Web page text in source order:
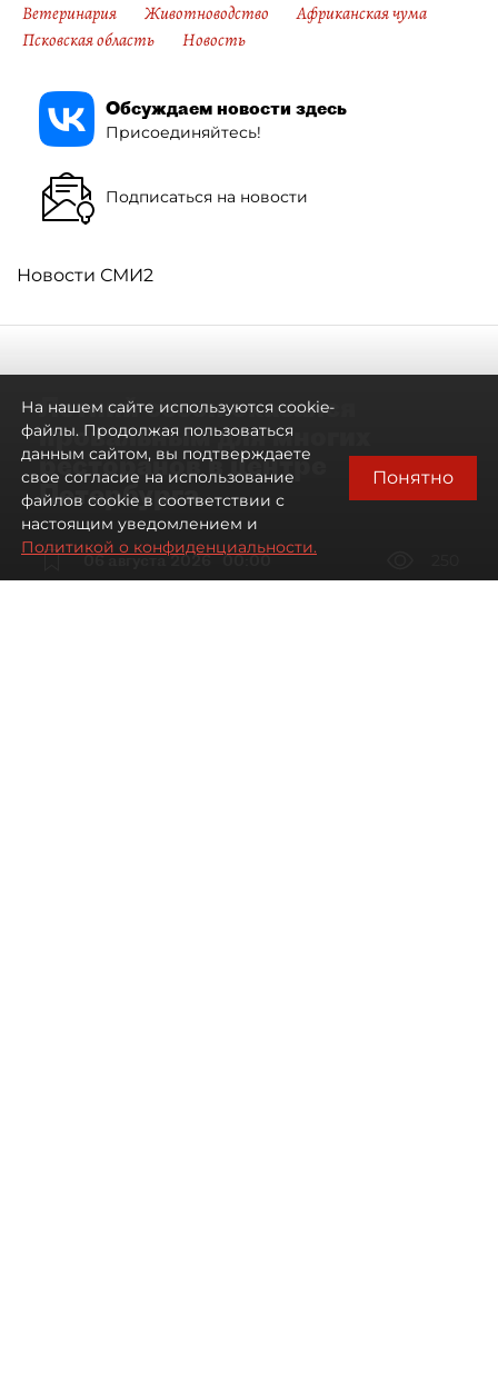
Ветеринария
Животноводство
Африканская чума
Псковская область
Новость
Обсуждаем новости здесь
Присоединяйтесь!
Подписаться на новости
Новости СМИ2
Летний сезон оказался
провальным для многих
ресторанов в центре
Петербурга
06 августа 2026 00:00
На нашем сайте используются cookie-
файлы. Продолжая пользоваться
данным сайтом, вы подтверждаете
свое согласие на использование
файлов cookie в соответствии с
настоящим уведомлением и
Политикой о конфиденциальности.
Понятно